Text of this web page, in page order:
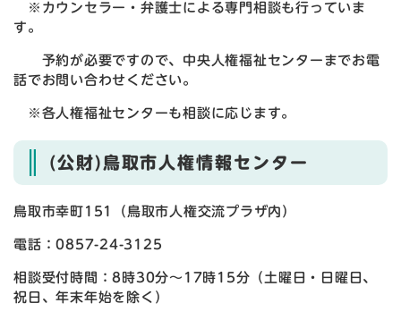
※カウンセラー・弁護士による専門相談も行っていま
す。
予約が必要ですので、中央人権福祉センターまでお電
話でお問い合わせください。
※各人権福祉センターも相談に応じます。
(公財)鳥取市人権情報センター
鳥取市幸町151（鳥取市人権交流プラザ内）
電話：0857-24-3125
相談受付時間：8時30分～17時15分（土曜日・日曜日、
祝日、年末年始を除く）